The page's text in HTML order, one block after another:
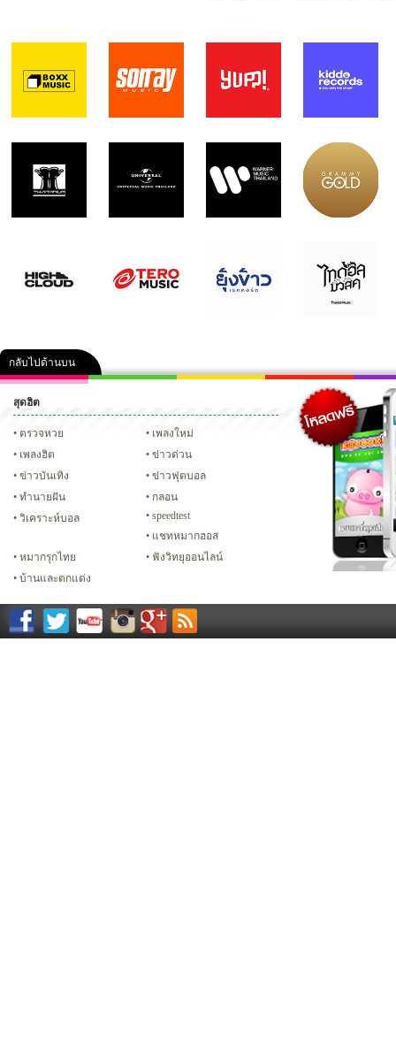
กลับไปด้านบน
คลิป ภาพ ปฏิทิน 2556 เฟซบุ๊ก ทวิ
Glitter
สุดฮิต
ตรวจหวย
เพลงใหม่
เพลงฮิต
ข่าวด่วน
ข่าวบันเทิง
ข่าวฟุตบอล
ทํานายฝัน
กลอน
วิเคราะห์บอล
speedtest
แชทหมากฮอส
หมากรุกไทย
ฟังวิทยุออนไลน์
บ้านและตกแต่ง